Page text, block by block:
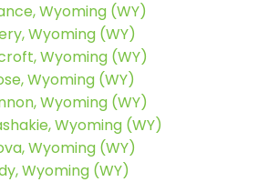
Wyoming (WY)
Wyoming (WY)
Wyoming (WY)
Wyoming (WY)
Wyoming (WY)
Wyoming (WY)
Wyoming (WY)
Wyoming (WY)